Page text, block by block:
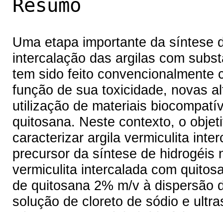
Resumo
Uma etapa importante da síntese
intercalação das argilas com
tem sido feito convencionalmente
função de sua toxicidade, novas
utilização de materiais
quitosana. Neste contexto, o
caracterizar argila vermiculita
precursor da síntese de hidrogéis
vermiculita intercalada com
de quitosana 2% m/v à dispersão
solução de cloreto de sódio e